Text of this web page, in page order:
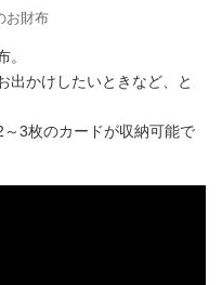
お財布
。
出かけしたいときなど、と
3枚のカードが収納可能で